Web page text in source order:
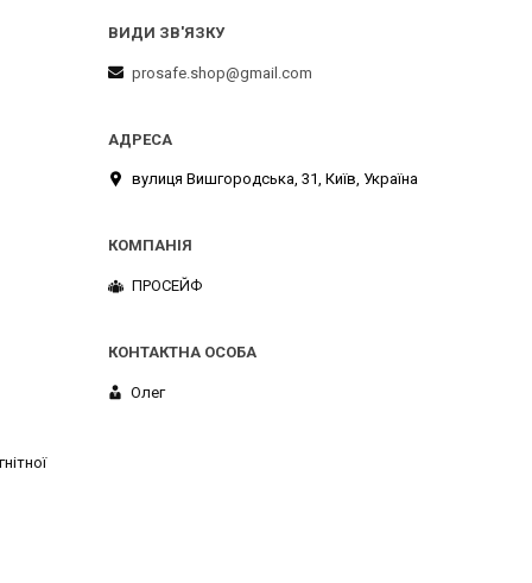
prosafe.shop@gmail.com
вулиця Вишгородська, 31, Київ, Україна
ПРОСЕЙФ
Олег